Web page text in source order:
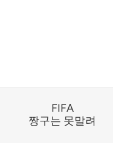
FIFA
짱구는 못말려